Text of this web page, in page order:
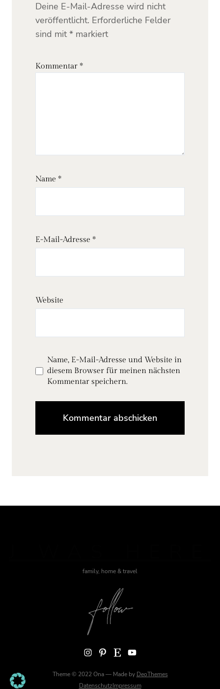
Deine E-Mail-Adresse wird nicht
veröffentlicht. Erforderliche Felder
sind mit* markiert
Kommentar *
Name *
E-Mail-Adresse *
Website
Name, E-Mail-Adresse und Website in
diesem Browser für meinen nächsten
Kommentar speichern.
family, home & travel
Instagram Pinterest Etsy YouTube
Theme © 2022 Ona — Made by DeoThemes
DatenschutzImpressum